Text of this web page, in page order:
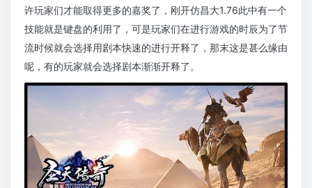
许玩家们才能取得更多的嘉奖了，刚开仿昌大1.76此中有一个
技能就是键盘的利用了，可是玩家们在进行游戏的时辰为了节
流时候就会选择用剧本快速的进行开释了，那末这是甚么缘由
呢，有的玩家就会选择剧本渐渐开释了。